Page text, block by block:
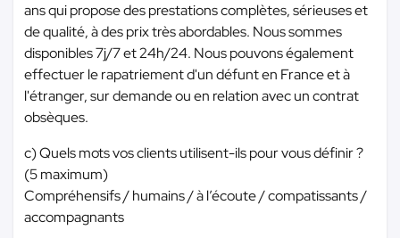
ans qui propose des prestations complètes, sérieuses et
de qualité, à des prix très abordables. Nous sommes
disponibles 7j/7 et 24h/24. Nous pouvons également
effectuer le rapatriement d'un défunt en France et à
l'étranger, sur demande ou en relation avec un contrat
obsèques.
c) Quels mots vos clients utilisent-ils pour vous définir ?
(5 maximum)
Compréhensifs / humains / à l’écoute / compatissants /
accompagnants